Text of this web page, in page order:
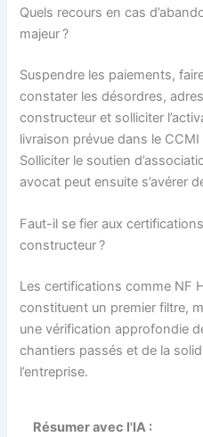
Quels recours en cas
majeur ?
Suspendre les paiements,
constater les désordres,
constructeur et solliciter
livraison prévue dans le
Solliciter le soutien
avocat peut ensuite s’avérer
Faut-il se fier aux
constructeur ?
Les certifications comme NF
constituent un premier filtre,
une vérification approfondie
chantiers passés et de la
l’entreprise.
Résumer avec l'IA :